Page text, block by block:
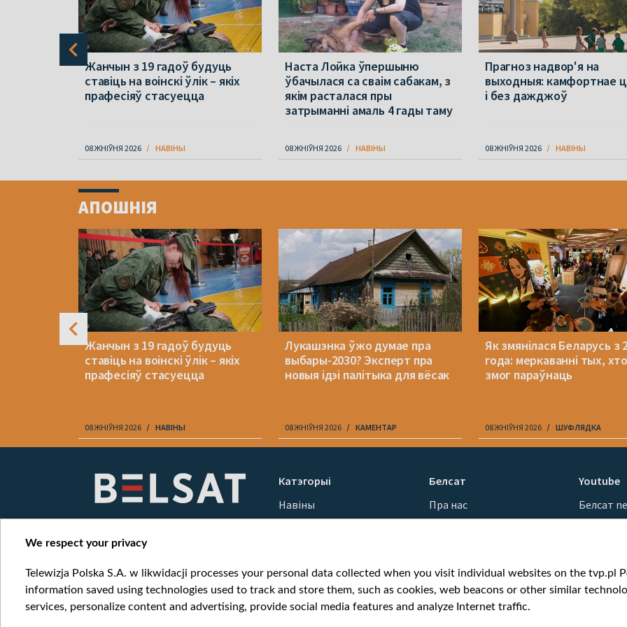
Жанчын з 19 гадоў будуць
ставіць на воінскі ўлік – якіх
прафесіяў стасуецца
08 ЖНІЎНЯ 2026 НАВІНЫ
Наста Лойка ўпершыню
ўбачылася са сваім сабакам, з
якім расталася пры
затрыманні амаль 4 гады таму
08 ЖНІЎНЯ 2026 НАВІНЫ
Прагноз надвор'я на
выходныя: камфортнае
і без дажджоў
08 ЖНІЎНЯ 2026 НАВІНЫ
ofАПОШНІЯ
Жанчын з 19 гадоў будуць
ставіць на воінскі ўлік – якіх
прафесіяў стасуецца
08 ЖНІЎНЯ 2026 НАВІНЫ
Лукашэнка ўжо думае пра
выбары-2030? Эксперт пра
новыя ідэі палітыка для вёсак
08 ЖНІЎНЯ 2026 КАМЕНТАР
Як змянілася Беларусь з
года: меркаванні тых, хто
змог параўнаць
08 ЖНІЎНЯ 2026 ШУФЛЯДКА
Катэгорыі
Навіны
Вайна
Белсат
Пра нас
Кантакты
Як нас глядзець
Узнагароды
Міжнародная супраца
Youtube
Белсат
Белсат
Belsat
Biełsat PL
We respect your privacy
Telewizja Polska S.A. w likwidacji processes your personal data collected when you visit individual websites on the tvp.pl
information saved using technologies used to track and store them, such as cookies, web beacons or other similar
services, personalize content and advertising, provide social media features and analyze Internet traffic.